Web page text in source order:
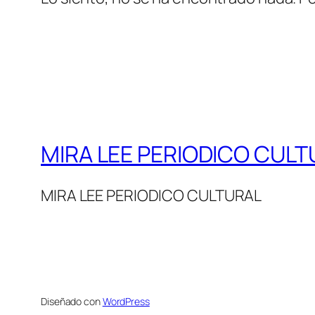
MIRA LEE PERIODICO
MIRA LEE PERIODICO CULTURAL
Diseñado conWordPress